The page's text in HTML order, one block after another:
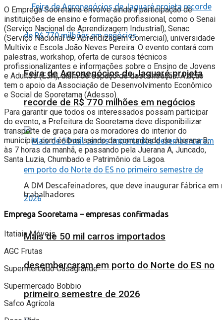
Feira de Agronegócios de Jaguaré projeta
recorde de R$ 770 milhões em negócios
Mais de 50 mil carros importados
desembarcaram em porto do Norte do ES no
primeiro semestre de 2026
O Emprega Sooretama envolve ainda a participação de
instituições de ensino e formação profissional, como o Senai
(Serviço Nacional de Aprendizagem Industrial), Senac
(Serviço Nacional de Aprendizagem Comercial), universidade
Multivix e Escola João Neves Pereira. O evento contará com
palestras, workshop, oferta de cursos técnicos
profissionalizantes e informações sobre o Ensino de Jovens
e Adultos (EJA), além de espaço de descontração. A ação
tem o apoio da Associação de Desenvolvimento Econômico
e Social de Sooretama (Adesso).
Para garantir que todos os interessados possam participar
do evento, a Prefeitura de Sooretama deve disponibilizar
transporte de graça para os moradores do interior do
município, com ônibus saindo da comunidade de Juerana B,
às 7 horas da manhã, e passando pela Juerana A, Juncado,
Santa Luzia, Chumbado e Patrimônio da Lagoa.
A DM Descafeinadores, que deve inaugurar fábrica
trabalhadores
Emprega Sooretama – empresas confirmadas
Itatiaia Móveis
AGC Frutas
Supermercado Casagrande
Supermercado Bobbio
Safco Agrícola